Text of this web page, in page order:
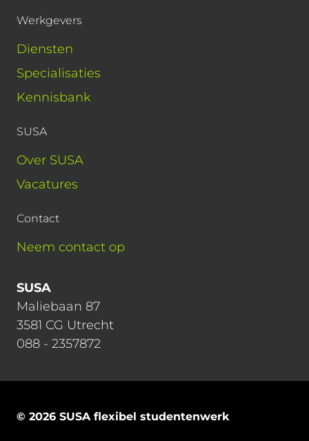
Werkgevers
Diensten
Specialisaties
Kennisbank
SUSA
Over SUSA
Vacatures
Contact
Neem contact op
SUSA
Maliebaan 87
3581 CG Utrecht
088 - 2357872
© 2026 SUSA flexibel studentenwerk